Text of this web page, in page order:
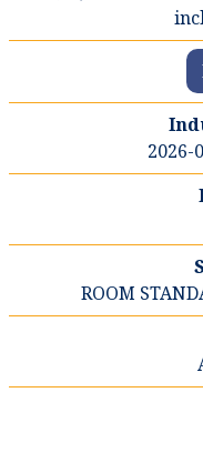
2026-
ROOM